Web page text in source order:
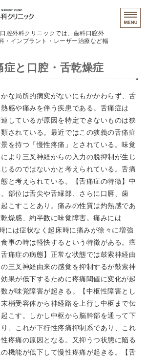
腔外科クリニックでは、歯科口腔外
・インプラント・レーザー治療など幅
と口腔・舌乾燥症
な局所的病変がないにもかかわらず、舌
感や痛みを伴う疾患である。舌痛症は
しているが原因を特定できないものは狭
されている。最近ではこの狭義の舌痛症
を持つ「慢性疼痛」とされている。味覚
より三叉神経からの入力の脱抑制が生じ
るのではないかと考えられている。舌痛
と考えられている。【舌痛症の特徴】中
部位は舌尖や舌縁部、さらに口唇、歯
こすことあり。痛みの性質は灼熱感であ
燥感、約半数に味覚障害。痛みには
には症状なく起床時に痛みが徐々に増強
事の時は軽快するという特徴がある。癌
痛症の病態】正常な状態では鼓索神経由
三叉神経由来の感覚を抑制するが鼓索神
果が低下するために疼痛閾値に変化が起
が味覚障害が起きる。【中枢性障害とし
梢受容体から神経路を上行し中枢まで伝
こす。しかし中枢から脳幹部を通って下
、これが下行性疼痛抑制系であり、これ
疼痛の原因となる。又抑うつ状態に陥る
機能が低下して慢性疼痛が起きる。【舌